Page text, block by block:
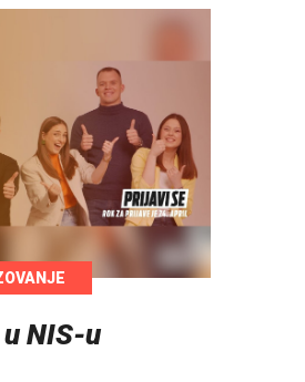
NIS-u